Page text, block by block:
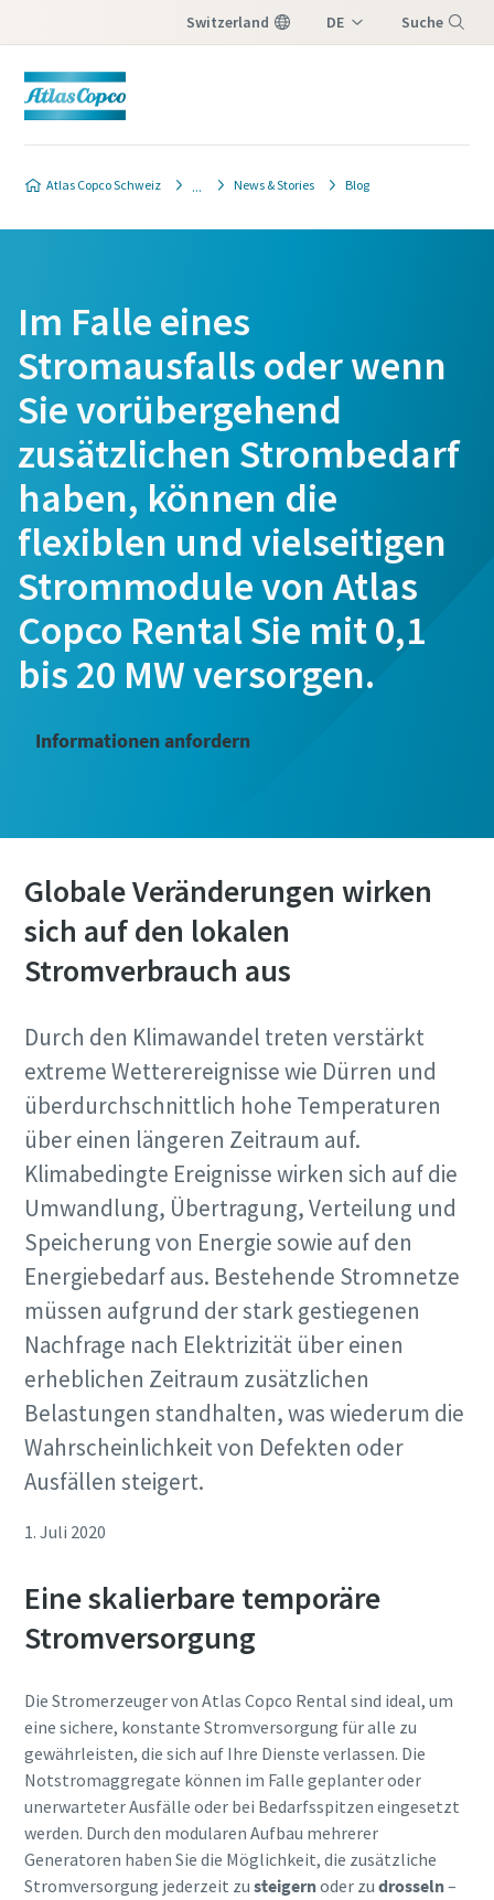
Switzerland DE Suche
Atlas Copco Schweiz News & Stories Blog
Im Falle eines
Stromausfalls oder wenn
Sie vorübergehend
zusätzlichen Strombedarf
haben, können die
flexiblen und vielseitigen
Strommodule von Atlas
Copco Rental Sie mit 0,1
bis 20 MW versorgen.
Informationen anfordern
Globale Veränderungen wirken
sich auf den lokalen
Stromverbrauch aus
Durch den Klimawandel treten verstärkt
extreme Wetterereignisse wie Dürren und
überdurchschnittlich hohe Temperaturen
über einen längeren Zeitraum auf.
Klimabedingte Ereignisse wirken sich auf die
Umwandlung, Übertragung, Verteilung und
Speicherung von Energie sowie auf den
Energiebedarf aus. Bestehende Stromnetze
müssen aufgrund der stark gestiegenen
Nachfrage nach Elektrizität über einen
erheblichen Zeitraum zusätzlichen
Belastungen standhalten, was wiederum die
Wahrscheinlichkeit von Defekten oder
Ausfällen steigert.
1. Juli 2020
Eine skalierbare temporäre
Stromversorgung
Die Stromerzeuger von Atlas Copco Rental sind ideal, um
eine sichere, konstante Stromversorgung für alle zu
gewährleisten, die sich auf Ihre Dienste verlassen. Die
Notstromaggregate können im Falle geplanter oder
unerwarteter Ausfälle oder bei Bedarfsspitzen eingesetzt
werden. Durch den modularen Aufbau mehrerer
Generatoren haben Sie die Möglichkeit, die zusätzliche
Stromversorgung jederzeit zu steigernoder zu drosseln–